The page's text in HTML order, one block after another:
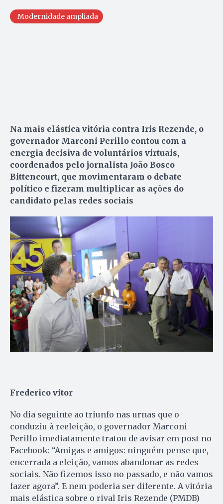
Modernidade ampliada
Na mais elástica vitória contra Iris Rezende, o
governador Marconi Perillo contou com a
energia decisiva de voluntários virtuais,
coordenados pelo jornalista João Bosco
Bittencourt, que movimentaram o debate
político e fizeram multiplicar as ações do
candidato pelas redes sociais
Frederico vitor
No dia seguinte ao triunfo nas urnas que o
conduziu à reeleição, o governador Marconi
Perillo imediatamente tratou de avisar em post no
Facebook: “Amigas e amigos: ninguém pense que,
encerrada a eleição, vamos abandonar as redes
sociais. Não fizemos isso no passado, e não vamos
fazer agora”. E nem poderia ser diferente. A vitória
mais elástica sobre o rival Iris Rezende (PMDB)